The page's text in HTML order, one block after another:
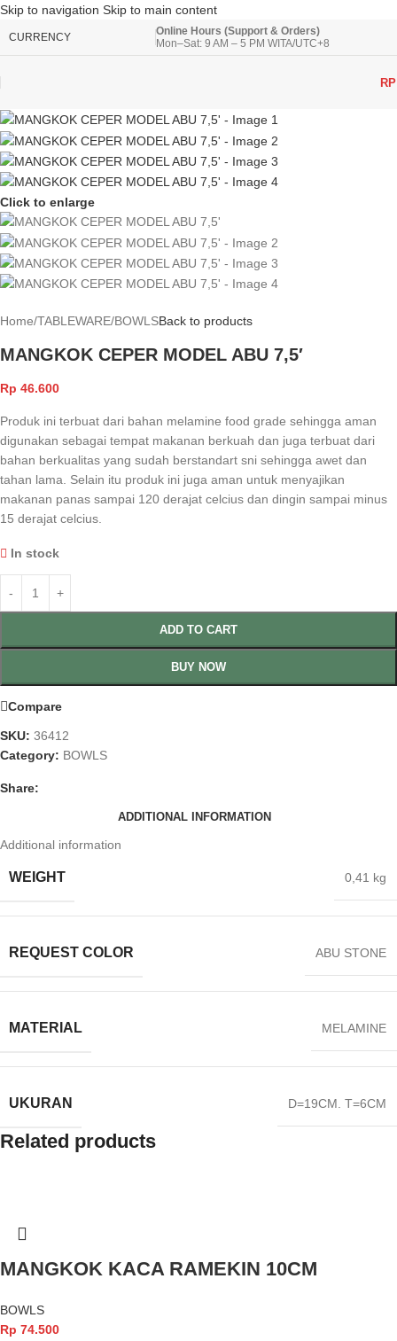
Skip to navigation Skip to main content
CURRENCY
Online Hours (Support & Orders)
Mon–Sat: 9 AM – 5 PM WITA/UTC+8
RP
Click to enlarge
Home/TABLEWARE/BOWLSBack to products
MANGKOK CEPER MODEL ABU 7,5′
Rp 46.600
Produk ini terbuat dari bahan melamine food grade sehingga aman
digunakan sebagai tempat makanan berkuah dan juga terbuat dari
bahan berkualitas yang sudah berstandart sni sehingga awet dan
tahan lama. Selain itu produk ini juga aman untuk menyajikan
makanan panas sampai 120 derajat celcius dan dingin sampai minus
15 derajat celcius.
In stock
ADD TO CART
BUY NOW
Compare
SKU: 36412
Category: BOWLS
Share:
ADDITIONAL INFORMATION
Additional information
WEIGHT 0,41 kg
REQUEST COLOR ABU STONE
MATERIAL MELAMINE
UKURAN D=19CM. T=6CM
Related products
MANGKOK KACA RAMEKIN 10CM
BOWLS
Rp 74.500